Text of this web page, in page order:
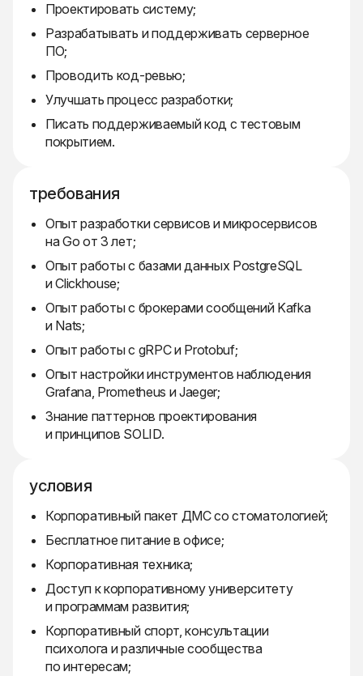
Проектировать систему;
Разрабатывать и поддерживать серверное
ПО;
Проводить код-ревью;
Улучшать процесс разработки;
Писать поддерживаемый код с тестовым
покрытием.
требования
Опыт разработки сервисов и микросервисов
на Go от 3 лет;
Опыт работы с базами данных PostgreSQL
и Clickhouse;
Опыт работы с брокерами сообщений Kafka
и Nats;
Опыт работы с gRPC и Protobuf;
Опыт настройки инструментов наблюдения
Grafana, Prometheus и Jaeger;
Знание паттернов проектирования
и принципов SOLID.
условия
Корпоративный пакет ДМС со стоматологией;
Бесплатное питание в офисе;
Корпоративная техника;
Доступ к корпоративному университету
и программам развития;
Корпоративный спорт, консультации
психолога и различные сообщества
по интересам;